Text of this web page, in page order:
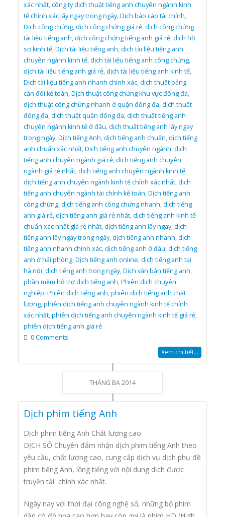
xác nhất,công ty dịch thuật tiếng anh chuyên ngành kinh
tế chính xác lấy ngay trong ngày,Dịch báo cáo tài chính,
Dịch công chứng,dịch công chứng giá rẻ,dịch công chứng
tài liệu tiếng anh,dịch công chứng tiếng anh giá rẻ,dịch hồ
sơ kinh tế,Dịch tài liệu tiếng anh,dịch tài liệu tiếng anh
chuyên ngành kinh tế,dịch tài liệu tiếng anh công chứng,
dịch tài liệu tiếng anh giá rẻ,dịch tài liệu tiếng anh kinh tế,
Dịch tài liệu tiếng anh nhanh chính xác,dịch thuật bảng
cân đối kế toán,Dịch thuật công chứng khu vực đống đa,
dịch thuật công chứng nhanh ở quận đống đa,dịch thuật
đống đa,dịch thuật quận đống đa,dịch thuật tiếng anh
chuyên ngành kinh tế ở đâu,dịch thuật tiếng anh lấy ngay
trong ngày,Dịch tiếng Anh,dịch tiếng anh chuẩn,dịch tiếng
anh chuẩn xác nhất,Dịch tiếng anh chuyên ngành,dịch
tiếng anh chuyên ngành giá rẻ,dịch tiếng anh chuyên
ngành giá rẻ nhất,dịch tiếng anh chuyên ngành kinh tế,
dịch tiếng anh chuyên ngành kinh tế chính xác nhất,dịch
tiếng anh chuyên ngành tài chính kế toán,Dịch tiếng anh
công chứng,dịch tiếng anh công chứng nhanh,dịch tiếng
anh giá rẻ,dịch tiếng anh giá rẻ nhất,dịch tiếng anh kinh tế
chuẩn xác nhất giá rẻ nhất,dịch tiếng anh lấy ngay,dịch
tiếng anh lấy ngay trong ngày,dịch tiếng anh nhanh,dịch
tiếng anh nhanh chính xác,dịch tiếng anh ở đâu,dịch tiếng
anh ở hải phòng,Dịch tiếng anh online,dịch tiếng anh tại
hà nội,dịch tiếng anh trong ngày,Dịch văn bản tiếng anh,
phần mềm hỗ trợ dịch tiếng anh,Phiên dịch chuyên
nghiệp,Phiên dịch tiếng anh,phiên dịch tiếng anh chất
lượng,phiên dịch tiếng anh chuyên ngành kinh tế chính
xác nhất,phiên dịch tiếng anh chuyên ngành kinh tế giá rẻ,
phiên dịch tiếng anh giá rẻ
0 Comments
Xem chi tiết...
THÁNG BA 2014
Dịch phim tiếng Anh
Dịch phim tiếng Anh Chất lượng cao
DỊCH SỐ Chuyên đảm nhận dịch phim tiếng Anh theo
yêu cầu, chất lượng cao, cung cấp dịch vụ dịch phụ đề
phim tiếng Anh, lồng tiếng với nội dung dịch được
truyền tải chính xác nhất.
Ngày nay với thời đại công nghệ số, những bộ phim